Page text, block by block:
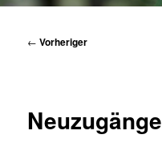
Beitragsnavigation
← Vorheriger
Neuzugänge